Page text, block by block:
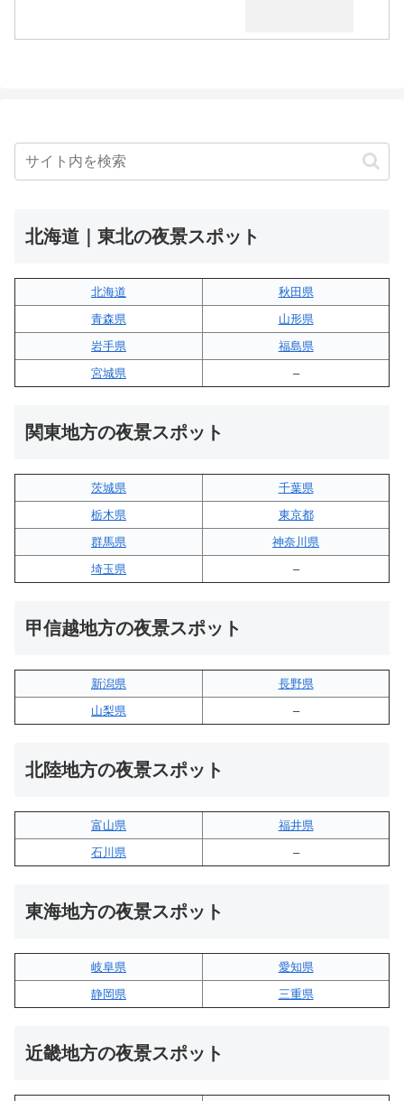
北海道｜東北の夜景スポット
北海道
秋田県
青森県
山形県
岩手県
福島県
宮城県
–
関東地方の夜景スポット
茨城県
千葉県
栃木県
東京都
群馬県
神奈川県
埼玉県
–
甲信越地方の夜景スポット
新潟県
長野県
山梨県
–
北陸地方の夜景スポット
富山県
福井県
石川県
–
東海地方の夜景スポット
岐阜県
愛知県
静岡県
三重県
近畿地方の夜景スポット